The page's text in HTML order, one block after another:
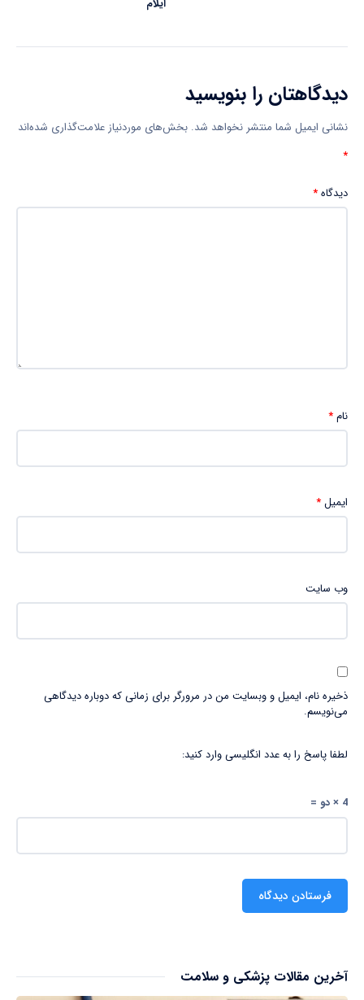
ایلام
دیدگاهتان را بنویسید
نشانی ایمیل شما منتشر نخواهد شد. بخش‌های موردنیاز علامت‌گذاری شده‌اند
*
دیدگاه*
نام*
ایمیل*
وب‌ سایت
ذخیره نام، ایمیل و وبسایت من در مرورگر برای زمانی که دوباره دیدگاهی
می‌نویسم.
لطفا پاسخ را به عدد انگلیسی وارد کنید:
4 × دو =
آخرین مقالات پزشکی و سلامت